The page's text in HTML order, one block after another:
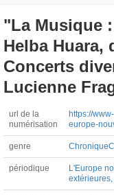
"La Musique :
Helba Huara,
Concerts
Lucienne
url de la
numérisation
https://
europe-
genre Chronique
périodique
L'Europe